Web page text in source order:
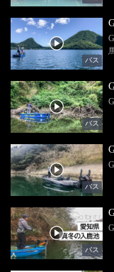
バス
バス
バス
バス